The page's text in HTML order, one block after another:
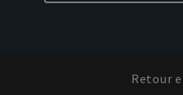
Retour